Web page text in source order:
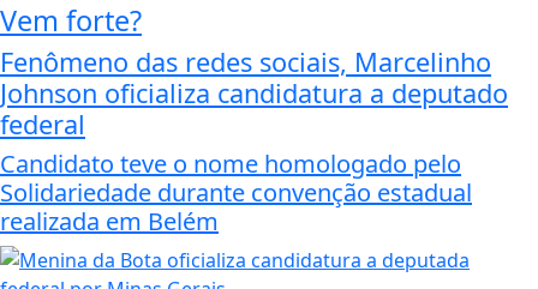
Vem forte?
Fenômeno das redes sociais, Marcelinho
Johnson oficializa candidatura a deputado
federal
Candidato teve o nome homologado pelo
Solidariedade durante convenção estadual
realizada em Belém